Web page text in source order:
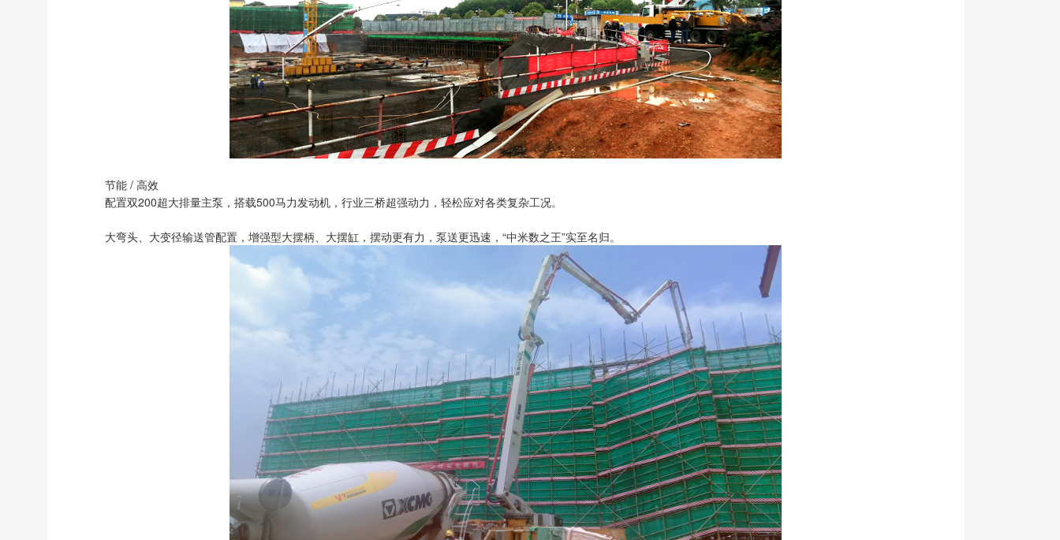
节能 / 高效
配置双200超大排量主泵，搭载500马力发动机，行业三桥超强动力，轻松应对各类复杂工况。
大弯头、大变径输送管配置，增强型大摆柄、大摆缸，摆动更有力，泵送更迅速，“中米数之王”实至名归。